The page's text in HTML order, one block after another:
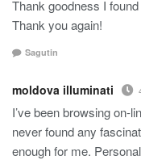
Thank goodness I
Thank you again!
Sagutin
moldova illuminati
I’ve been browsing on-
never found any
enough for me.